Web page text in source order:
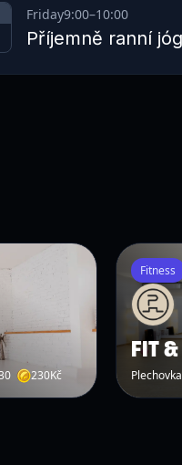
Friday9:00–10:00
Příjemně ranní
230Kč
Fitness
FIT
Plechovka